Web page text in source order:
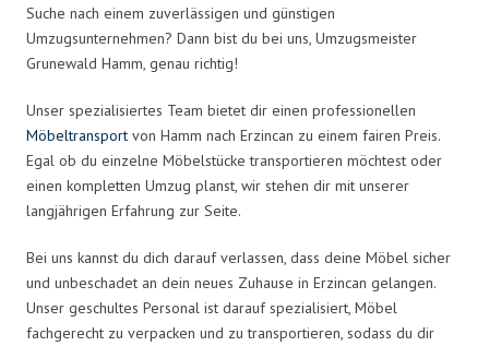
Suche nach einem zuverlässigen und günstigen
Umzugsunternehmen? Dann bist du bei uns, Umzugsmeister
Grunewald Hamm, genau richtig!
Unser spezialisiertes Team bietet dir einen professionellen
Möbeltransport von Hamm nach Erzincan zu einem fairen Preis.
Egal ob du einzelne Möbelstücke transportieren möchtest oder
einen kompletten Umzug planst, wir stehen dir mit unserer
langjährigen Erfahrung zur Seite.
Bei uns kannst du dich darauf verlassen, dass deine Möbel sicher
und unbeschadet an dein neues Zuhause in Erzincan gelangen.
Unser geschultes Personal ist darauf spezialisiert, Möbel
fachgerecht zu verpacken und zu transportieren, sodass du dir